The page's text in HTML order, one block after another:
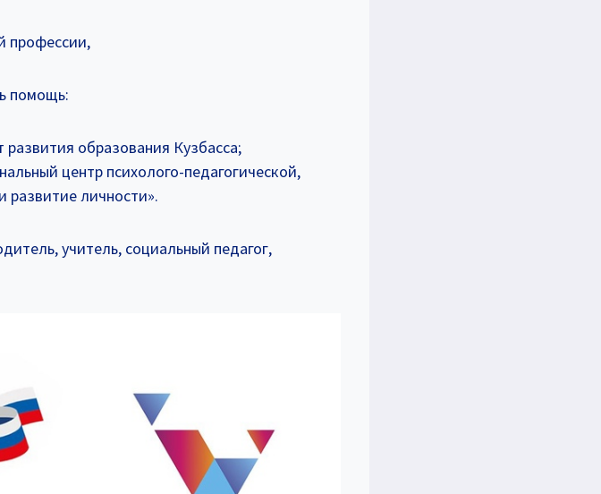
профессии,
помощь:
развития образования Кузбасса;
центр психолого-педагогической,
личности».
учитель, социальный педагог,